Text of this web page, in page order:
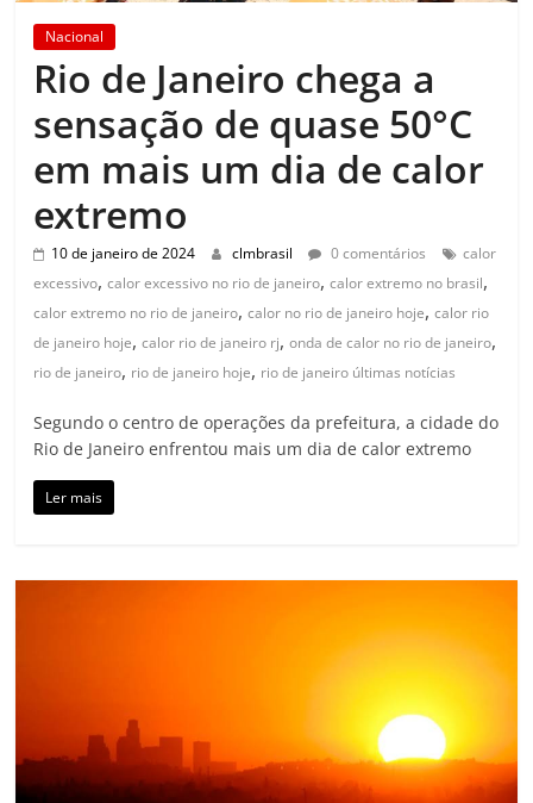
Nacional
Rio de Janeiro chega a
sensação de quase 50°C
em mais um dia de calor
extremo
10 de janeiro de 2024 clmbrasil 0 comentários
calor
excessivo,calor excessivo no rio de janeiro,calor extremo no brasil,
calor extremo no rio de janeiro,calor no rio de janeiro hoje,calor rio
de janeiro hoje,calor rio de janeiro rj,onda de calor no rio de janeiro,
rio de janeiro, rio de janeiro hoje, rio de janeiro últimas notícias
Segundo o centro de operações da prefeitura, a cidade do
Rio de Janeiro enfrentou mais um dia de calor extremo
Ler mais